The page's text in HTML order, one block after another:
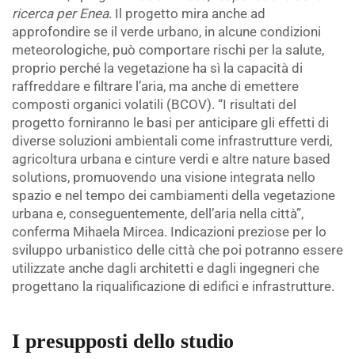
ricerca per Enea. Il progetto mira anche ad
approfondire se il verde urbano, in alcune condizioni
meteorologiche, può comportare rischi per la salute,
proprio perché la vegetazione ha sì la capacità di
raffreddare e filtrare l’aria, ma anche di emettere
composti organici volatili (BCOV). “I risultati del
progetto forniranno le basi per anticipare gli effetti di
diverse soluzioni ambientali come infrastrutture verdi,
agricoltura urbana e cinture verdi e altre nature based
solutions, promuovendo una visione integrata nello
spazio e nel tempo dei cambiamenti della vegetazione
urbana e, conseguentemente, dell’aria nella città”,
conferma Mihaela Mircea. Indicazioni preziose per lo
sviluppo urbanistico delle città che poi potranno essere
utilizzate anche dagli architetti e dagli ingegneri che
progettano la riqualificazione di edifici e infrastrutture.
I presupposti dello studio